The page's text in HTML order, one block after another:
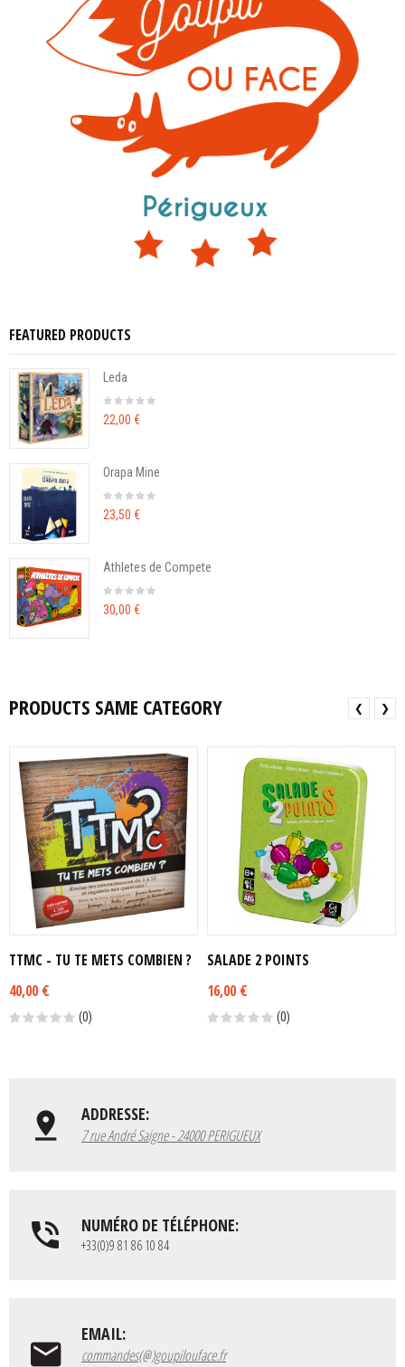
FEATURED PRODUCTS
Leda
22,00 €
Orapa Mine
23,50 €
Athletes de Compete
30,00 €
PRODUCTS SAME CATEGORY
TTMC - TU TE METS COMBIEN ?
40,00 €
(0)
SALADE 2 POINTS
16,00 €
(0)
❮ ❯
ADDRESSE:
7 rue André Saigne - 24000 PERIGUEUX
NUMÉRO DE TÉLÉPHONE:
+33(0)9 81 86 10 84
EMAIL:
commandes(@)goupilouface.fr